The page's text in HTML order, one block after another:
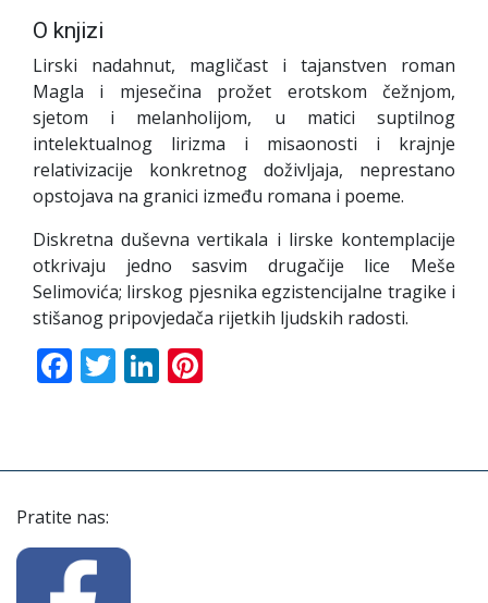
O knjizi
Lirski nadahnut, magličast i tajanstven roman
Magla i mjesečina prožet erotskom čežnjom,
sjetom i melanholijom, u matici suptilnog
intelektualnog lirizma i misaonosti i krajnje
relativizacije konkretnog doživljaja, neprestano
opstojava na granici između romana i poeme.
Diskretna duševna vertikala i lirske kontemplacije
otkrivaju jedno sasvim drugačije lice Meše
Selimovića; lirskog pjesnika egzistencijalne tragike i
stišanog pripovjedača rijetkih ljudskih radosti.
Facebook
TwitterLinkedIn
Pratite nas: